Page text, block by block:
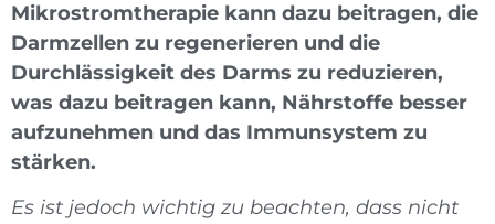
Mikrostromtherapie kann dazu beitragen, die
Darmzellen zu regenerieren und die
Durchlässigkeit des Darms zu reduzieren,
was dazu beitragen kann, Nährstoffe besser
aufzunehmen und das Immunsystem zu
stärken.
Es ist jedoch wichtig zu beachten, dass nicht